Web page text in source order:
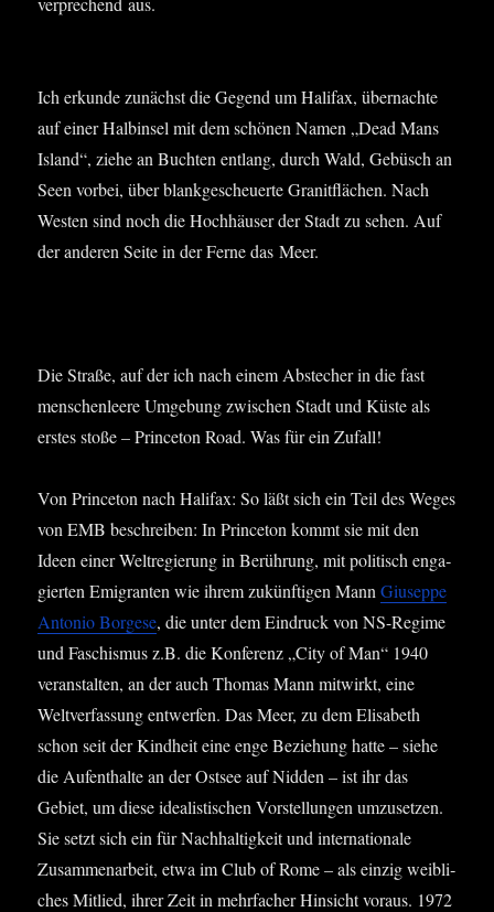
Ich erkun­de zunächst die Gegend um Hali­fax, über­nach­te
auf einer Halb­in­sel mit dem schö­nen Namen „Dead Mans
Island“, zie­he an Buch­ten ent­lang, durch Wald, Gebüsch an
Seen vor­bei, über blank­ge­scheu­er­te Gra­nit­flä­chen. Nach
Wes­ten sind noch die Hoch­häu­ser der Stadt zu sehen. Auf
der ande­ren Sei­te in der Fer­ne das Meer.
Die Stra­ße, auf der ich nach einem Abste­cher in die fast
men­schen­lee­re Umge­bung zwi­schen Stadt und Küs­te als
ers­tes sto­ße – Prince­ton Road. Was für ein Zufall!
Von Prince­ton nach Hali­fax: So läßt sich ein Teil des Weges
von EMB beschrei­ben: In Prince­ton kommt sie mit den
Ideen einer Welt­re­gie­rung in Berüh­rung, mit poli­tisch enga­
gier­ten Emi­gran­ten wie ihrem zukünf­ti­gen MannGiu­sep­pe
Anto­nio Bor­ge­se, die unter dem Ein­druck von NS-Regime
und Faschis­mus z.B. die Kon­fe­renz „City of Man“ 1940
ver­an­stal­ten, an der auch Tho­mas Mann mit­wirkt, eine
Welt­ver­fas­sung ent­wer­fen. Das Meer, zu dem Eli­sa­beth
schon seit der Kind­heit eine enge Bezie­hung hat­te – sie­he
die Auf­ent­hal­te an der Ost­see auf Nid­den – ist ihr das
Gebiet, um die­se idea­lis­ti­schen Vor­stel­lun­gen umzu­set­zen.
Sie setzt sich ein für Nach­hal­tig­keit und inter­na­tio­na­le
Zusam­men­ar­beit, etwa im Club of Rome – als ein­zig weib­li­
ches Mit­lied, ihrer Zeit in mehr­fa­cher Hin­sicht vor­aus. 1972